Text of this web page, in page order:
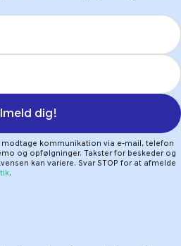
dig!
modtage kommunikation via e-mail, telefon
og opfølgninger. Takster for beskeder og
kan variere. Svar STOP for at afmelde
.